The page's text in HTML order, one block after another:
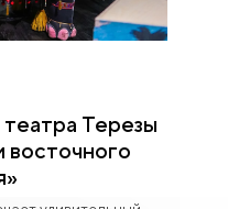
Терезы
восточного